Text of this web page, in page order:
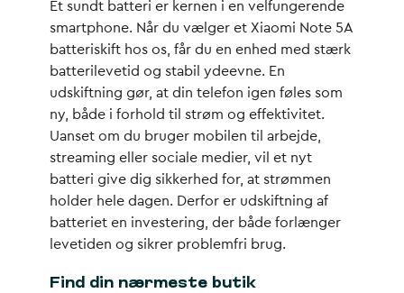
Et sundt batteri er kernen i en velfungerende
smartphone. Når du vælger et Xiaomi Note 5A
batteriskift hos os, får du en enhed med stærk
batterilevetid og stabil ydeevne. En
udskiftning gør, at din telefon igen føles som
ny, både i forhold til strøm og effektivitet.
Uanset om du bruger mobilen til arbejde,
streaming eller sociale medier, vil et nyt
batteri give dig sikkerhed for, at strømmen
holder hele dagen. Derfor er udskiftning af
batteriet en investering, der både forlænger
levetiden og sikrer problemfri brug.
Find din nærmeste butik